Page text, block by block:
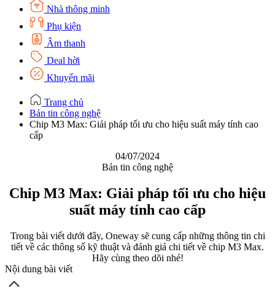
Nhà thông minh
Phụ kiện
Âm thanh
Deal hời
Khuyến mãi
Trang chủ
Bản tin công nghệ
Chip M3 Max: Giải pháp tối ưu cho hiệu suất máy tính cao
cấp
04/07/2024
Bản tin công nghệ
Chip M3 Max: Giải pháp tối ưu cho hiệu
suất máy tính cao cấp
Trong bài viết dưới đây, Oneway sẽ cung cấp những thông tin chi
tiết về các thông số kỹ thuật và đánh giá chi tiết về chip M3 Max.
Hãy cùng theo dõi nhé!
Nội dung bài viết